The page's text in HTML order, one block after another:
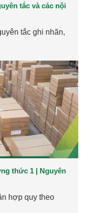
tắc và các nội
tắc ghi nhãn,
thức 1 | Nguyên
hợp quy theo